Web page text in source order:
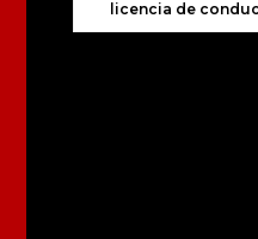
licencia de